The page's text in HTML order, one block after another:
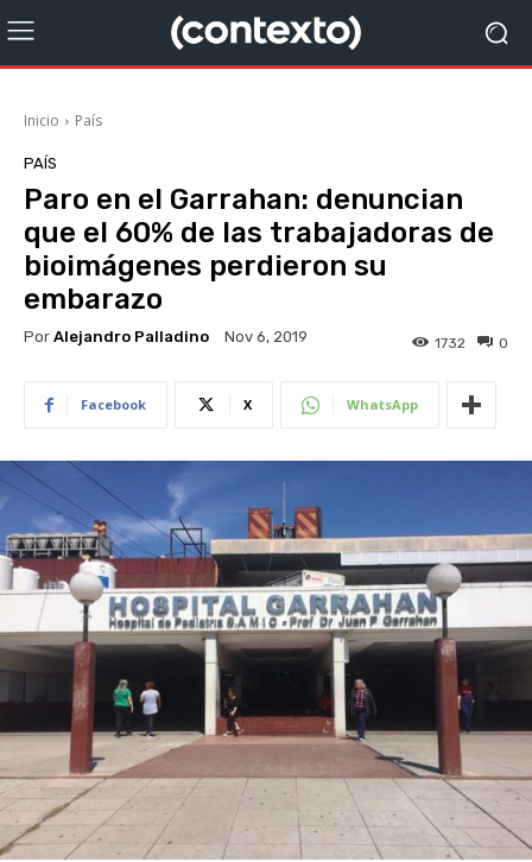
Inicio País
PAÍS
Paro en el Garrahan: denuncian
que el 60% de las trabajadoras de
bioimágenes perdieron su
embarazo
Por Alejandro Palladino Nov 6, 2019 0
1732
Facebook X WhatsApp